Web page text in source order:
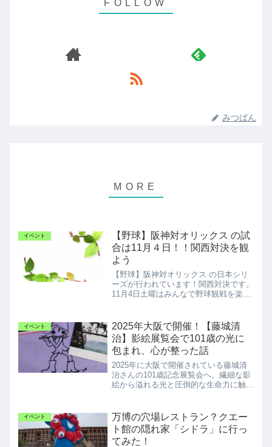
みつばん
イベント
【野球】阪神対オリックス の試
合は11月４日！！関西対決を観
よう
【野球】阪神対オリックス の日本シリ
ーズが行われています！関西対決です。
11月4日土曜はみんなで野球観戦を楽し
イベント
2025年大阪で開催！【藤城清
治】影絵展覧会で101歳の光に
包まれ、心が整った話
2025年に大阪で開催されている藤城清
治さんの101歳記念展覧会へ。繊細な影
絵から溢れる光と圧倒的な生命力に触
の感想を綴ります。
イベント
万博の穴場レストラン？クエー
ト館の隠れ家「シドラ」に行っ
てみた！